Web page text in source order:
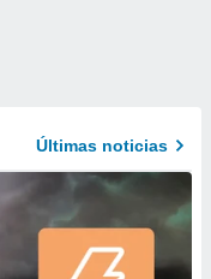
Últimas noticias